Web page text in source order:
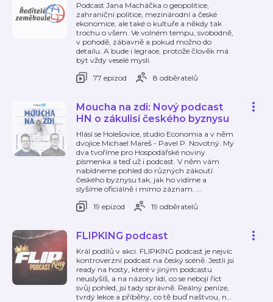
Podcast Jana Macháčka o geopolitice,
zahraniční politice, mezinárodní a české
ekonomice, ale také o kultuře a někdy tak
trochu o všem. Ve volném tempu, svobodně,
v pohodě, zábavně a pokud možno do
detailu. A bude i legrace, protože člověk má
být vždy veselé mysli.
77 epizod
8 odběratelů
Moucha na zdi: Nový podcast
HN o zákulisí českého byznysu
Hlásí se Holešovice, studio Economia a v něm
dvojice Michael Mareš - Pavel P. Novotný. My
dva tvoříme pro Hospodářské noviny
písmenka a teď už i podcast. V něm vám
nabídneme pohled do různých zákoutí
českého byznysu tak, jak ho vidíme a
slyšíme oficiálně i mimo záznam. …
19 epizod
19 odběratelů
FLIPKING podcast
Král podílů v akci. FLIPKING podcast je nejvíc
kontroverzní podcast na český scéně. Jestli jsi
ready na hosty, které v jiným podcastu
neuslyšíš, a na názory lidí, co se nebojí říct
svůj pohled, jsi tady správně. Reálný peníze,
tvrdý lekce a příběhy, co tě buď naštvou, n…